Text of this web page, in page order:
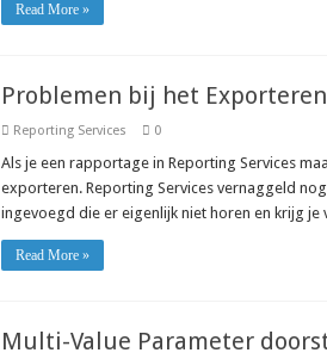
Read More »
Problemen bij het
Reporting Services 0
Als je een rapportage in Reporting Services
exporteren. Reporting Services vernaggeld
ingevoegd die er eigenlijk niet horen en krijg
Read More »
Multi-Value Parameter